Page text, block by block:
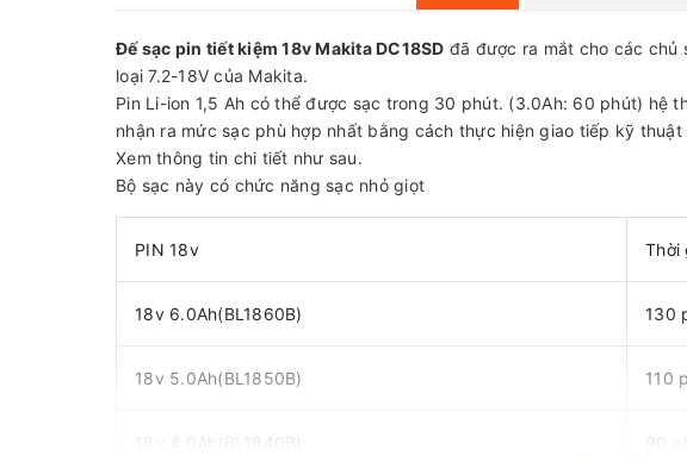
Đế sạc pin tiết kiệm 18v Makita DC18SD đã được ra mắt cho các chủ
loại 7.2-18V của Makita.
Pin Li-ion 1,5 Ah có thể được sạc trong 30 phút. (3.0Ah: 60 phút) hệ
nhận ra mức sạc phù hợp nhất bằng cách thực hiện giao tiếp kỹ
Xem thông tin chi tiết như sau.
Bộ sạc này có chức năng sạc nhỏ giọt
PIN 18v Thời
18v 6.0Ah(BL1860B) 130
18v 5.0Ah(BL1850B) 110
18v 4.0Ah(BL1840B) 90